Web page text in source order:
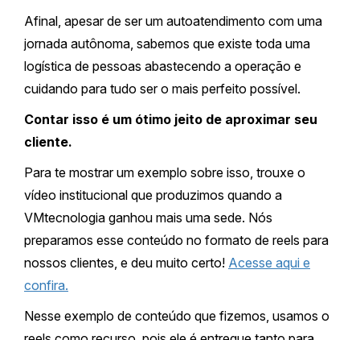
Afinal, apesar de ser um autoatendimento com uma
jornada autônoma, sabemos que existe toda uma
logística de pessoas abastecendo a operação e
cuidando para tudo ser o mais perfeito possível.
Contar isso é um ótimo jeito de aproximar seu
cliente.
Para te mostrar um exemplo sobre isso, trouxe o
vídeo institucional que produzimos quando a
VMtecnologia ganhou mais uma sede. Nós
preparamos esse conteúdo no formato de reels para
nossos clientes, e deu muito certo! Acesse aqui e
confira.
Nesse exemplo de conteúdo que fizemos, usamos o